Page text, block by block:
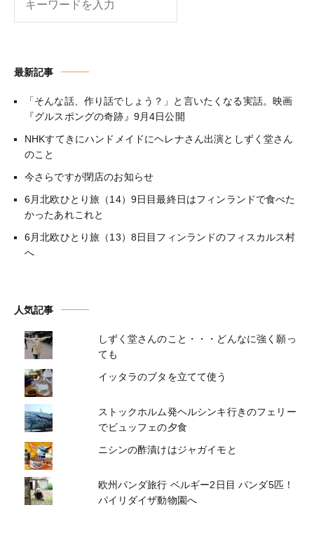
最新記事
「そんな話、作り話でしょう？」と言いたくなる実話。映画
『グルスポングの奇跡』9月4日公開
NHKすてきにハンドメイドにヘレナさん出演としずく堂さん
のこと
今さらですが閉店のお知らせ
6月北欧ひとり旅（14）9日目最終日はフィンランドで食べた
かったあれこれと
6月北欧ひとり旅（13）8日目フィンランドのフィスカルス村
へ
人気記事
しずく堂さんのこと・・・どんなに強く願っ
ても
イッタラのブタを立てて使う
ストックホルム発ヘルシンキ行きのフェリー
でビュッフェの夕食
ニシンの酢漬けはジャガイモと
欧州パンダ旅行 ベルギー2日目 パンダ5匹！
パイリダイザ動物園へ